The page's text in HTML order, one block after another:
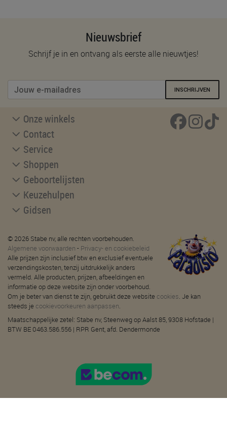
Nieuwsbrief
Schrijf je in en ontvang als eerste alle nieuwtjes!
INSCHRIJVEN
Onze winkels
Contact
Service
Shoppen
Geboortelijsten
Keuzehulpen
Gidsen
© 2026 Stabe nv, alle rechten voorbehouden.
Algemene voorwaarden - Privacy- en cookiebeleid
Alle prijzen zijn inclusief btw en exclusief eventuele
verzendingskosten, tenzij uitdrukkelijk anders
vermeld. Alle producten, prijzen, afbeeldingen en
informatie op deze website zijn onder voorbehoud.
Om je beter van dienst te zijn, gebruikt deze website cookies. Je kan
steeds je cookievoorkeuren aanpassen.
Maatschappelijke zetel: Stabe nv, Steenweg op Aalst 85, 9308 Hofstade |
BTW BE 0463.586.556 | RPR Gent, afd. Dendermonde